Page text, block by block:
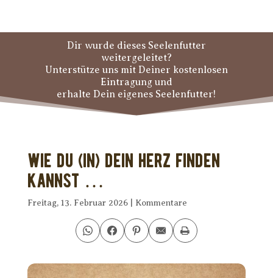
Dir wurde dieses Seelenfutter
weitergeleitet?
Unterstütze uns mit Deiner kostenlosen
Eintragung und
erhalte Dein eigenes Seelenfutter!
Wie Du (in) Dein Herz finden
kannst …
Freitag, 13. Februar 2026| Kommentare